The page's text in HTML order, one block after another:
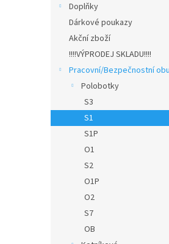
l
Doplňky
Dárkové poukazy
Akční zboží
!!!!VÝPRODEJ SKLADU!!!!
Pracovní/Bezpečnostní
Polobotky
S3
S1
S1P
O1
S2
O1P
O2
S7
OB